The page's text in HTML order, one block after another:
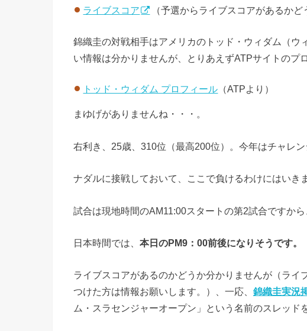
ライブスコア （予選からライブスコアがあるかど
錦織圭の対戦相手はアメリカのトッド・ウィダム（ウ
い情報は分かりませんが、とりあえずATPサイトのプ
トッド・ウィダム プロフィール （ATPより）
まゆげがありませんね・・・。
右利き、25歳、310位（最高200位）。今年はチャレン
ナダルに接戦しておいて、ここで負けるわけにはいき
試合は現地時間のAM11:00スタートの第2試合ですから
日本時間では、 本日のPM9：00前後になりそうです。
ライブスコアがあるのかどうか分かりませんが（ライ
つけた方は情報お願いします。）、一応、 錦織圭実況
ム・スラセンジャーオープン」という名前のスレッド